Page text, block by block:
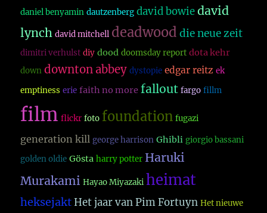
daniel benyamin dautzenberg david bowie david
lynch david mitchell deadwood die neue zeit
dimitri verhulst diy dood doomsday report dota kehr
down downton abbey dystopie edgar reitz ek
emptiness erie faith no more fallout fargo fillm
film flickr foto foundation fugazi
generation kill george harrison Ghibli giorgio bassani
golden oldie Gösta harry potter Haruki
Murakami Hayao Miyazaki heimat
heksejakt Het jaar van Pim Fortuyn Het nieuwe